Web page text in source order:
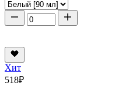
Хит
518₽